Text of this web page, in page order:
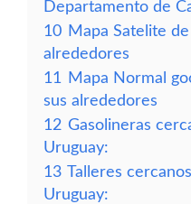
Departamento de
10 Mapa Satelite
alrededores
11
Mapa Normal
sus alrededores
12 Gasolineras
Uruguay:
13 Talleres
Uruguay: